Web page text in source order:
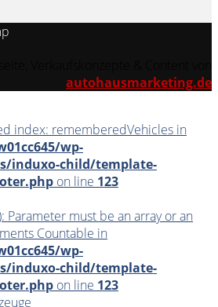
autohausmarketing.de
index: rememberedVehicles in
wp-
induxo-child/template-
on line 123
Parameter must be an array or an
Countable in
wp-
induxo-child/template-
on line 123